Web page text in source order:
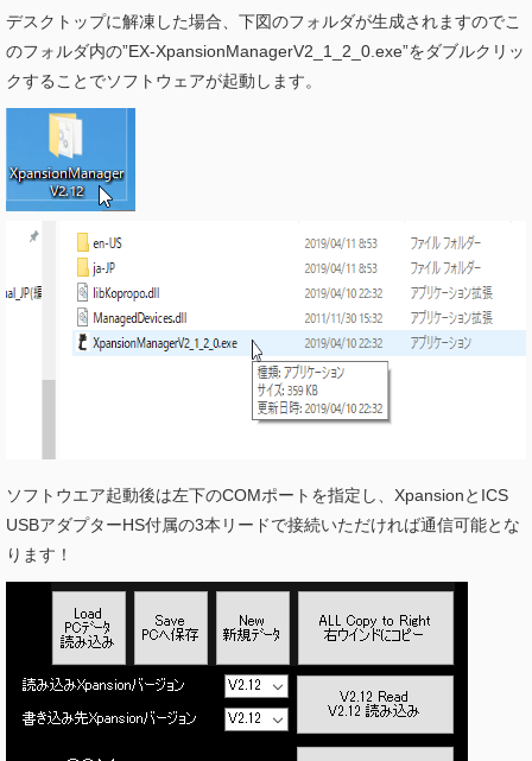
デスクトップに解凍した場合、下図のフォルダが生成されますのでこ
のフォルダ内の”EX-XpansionManagerV2_1_2_0.exe”をダブルクリッ
クすることでソフトウェアが起動します。
ソフトウエア起動後は左下のCOMポートを指定し、XpansionとICS
USBアダプターHS付属の3本リードで接続いただければ通信可能とな
ります！